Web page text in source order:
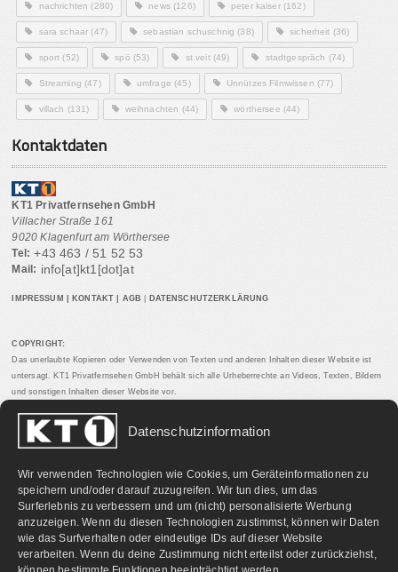
Datenschutzinformation
Wir verwenden Technologien wie Cookies, um Geräteinformationen zu
speichern und/oder darauf zuzugreifen. Wir tun dies, um das
Surferlebnis zu verbessern und um (nicht) personalisierte Werbung
anzuzeigen. Wenn du diesen Technologien zustimmst, können wir Daten
wie das Surfverhalten oder eindeutige IDs auf dieser Website
verarbeiten. Wenn du deine Zustimmung nicht erteilst oder zurückziehst,
nachrichten (280) news(126) peter kaiser(162)
sara schaar (47) sebastian schuschnig (38) sicherheit (36)
sport (52) spö (53) st.veit(49) stadtgespräch (74)
Streaming (47) umfrage (45) Unnützes Filmwissen (77)
villach (131) weihnachten (44) wörthersee (44)
Kontaktdaten
KT1 Privatfernsehen GmbH
Villacher Straße 161
9020 Klagenfurt am Wörthersee
Tel: +43 463 / 51 52 53
Mail: info[at]kt1[dot]at
IMPRESSUM KONTAKT AGB DATENSCHUTZERKLÄRUNG
COPYRIGHT:
Das unerlaubte Kopieren oder Verwenden von Texten und anderen Inhalten dieser Website ist
untersagt. KT1 Privatfernsehen GmbH behält sich alle Urheberrechte an Videos, Texten, Bildern
und sonstigen Inhalten dieser Website vor.
PARTNERLINKS: